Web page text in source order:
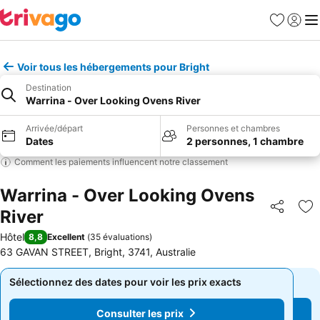
Favoris
Se
Voir tous les hébergements pour Bright
Destination
Warrina - Over Looking Ovens River
Arrivée/départ
Dates
Personnes et chambres
2 personnes, 1 chambre
Comment les paiements influencent notre classement
Warrina - Over Looking Ovens
River
Partager
Hôtel 8,8 Excellent (35 évaluations)
63 GAVAN STREET, Bright, 3741, Australie
Sélectionnez des dates pour voir les prix exacts
Consulter les prix
Sélectionnez des dates pour voir les prix exacts
Consulter les prix